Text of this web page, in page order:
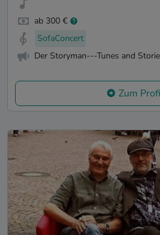
ab 300 €
SofaConcert
Der Storyman---Tunes and
Zum